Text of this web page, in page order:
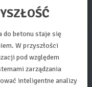
do betonu staje się
W przyszłości
pod względem
zarządzania
inteligentne analizy